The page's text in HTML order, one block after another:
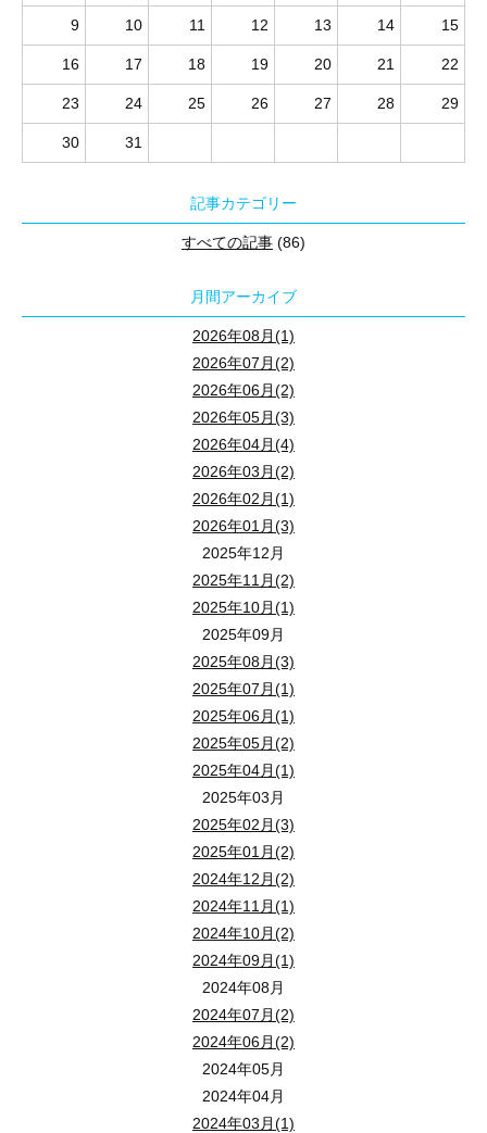
9 10 11 12 13 14 15
16 17 18 19 20 21 22
23 24 25 26 27 28 29
30 31
記事カテゴリー
すべての記事 (86)
月間アーカイブ
2026年08月(1)
2026年07月(2)
2026年06月(2)
2026年05月(3)
2026年04月(4)
2026年03月(2)
2026年02月(1)
2026年01月(3)
2025年12月
2025年11月(2)
2025年10月(1)
2025年09月
2025年08月(3)
2025年07月(1)
2025年06月(1)
2025年05月(2)
2025年04月(1)
2025年03月
2025年02月(3)
2025年01月(2)
2024年12月(2)
2024年11月(1)
2024年10月(2)
2024年09月(1)
2024年08月
2024年07月(2)
2024年06月(2)
2024年05月
2024年04月
2024年03月(1)